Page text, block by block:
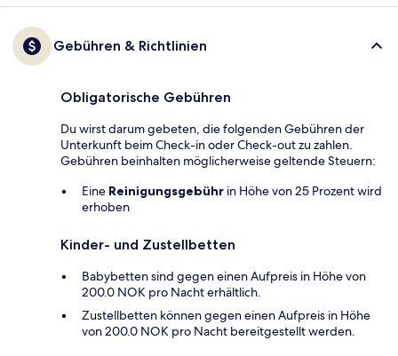
Gebühren & Richtlinien
Obligatorische Gebühren
Du wirst darum gebeten, die folgenden Gebühren der
Unterkunft beim Check-in oder Check-out zu zahlen.
Gebühren beinhalten möglicherweise geltende Steuern:
Eine Reinigungsgebühr in Höhe von 25 Prozent wird
erhoben
Kinder- und Zustellbetten
Babybetten sind gegen einen Aufpreis in Höhe von
200.0 NOK pro Nacht erhältlich.
Zustellbetten können gegen einen Aufpreis in Höhe
von 200.0 NOK pro Nacht bereitgestellt werden.